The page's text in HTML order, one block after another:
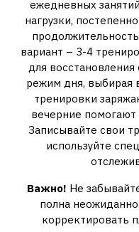
ежедневных
нагрузки,
вариант – 3-4
для
режим дня, выбирая
тренировки
вечерние помогают
Записывайте свои
используйте
Важно! Не
полна
корректировать